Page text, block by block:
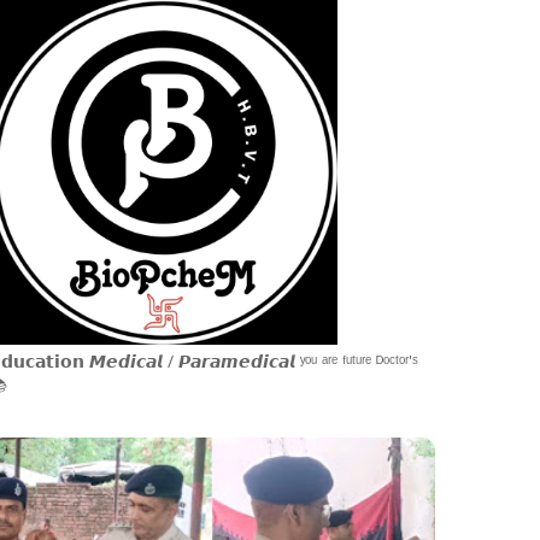
𝙈𝙚𝙙𝙞𝙘𝙖𝙡 / 𝙋𝙖𝙧𝙖𝙢𝙚𝙙𝙞𝙘𝙖𝙡 ʸᵒᵘ ᵃʳᵉ ᶠᵘᵗᵘʳᵉ ᴰᵒᶜᵗᵒʳ'ˢ